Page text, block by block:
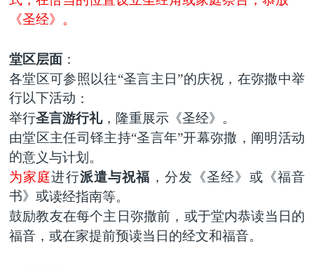
《圣经》。
堂区层面 ：
各堂区可参照以往“圣言主日”的庆祝，在弥撒中举
行以下活动 ：
举行圣言游行礼，隆重展示《圣经》。
由堂区主任司铎主持“圣言年”开幕弥撒 ，阐明活动
的意义与计划。
为家庭进行派遣与祝福 ，分发 《圣经》或《福音
书》或读经指南等。
鼓励教友在每个主日弥撒前 ， 或于堂内恭读当日的
福音 ，或在家提前预读当日的经文和福音。